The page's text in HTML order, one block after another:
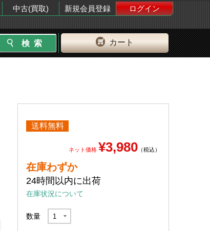
中古(買取) 新規会員登録
ログイン
カート
送料無料
ネット価格 ¥3,980 （税込）
在庫わずか
24時間以内に出荷
在庫状況について
数量